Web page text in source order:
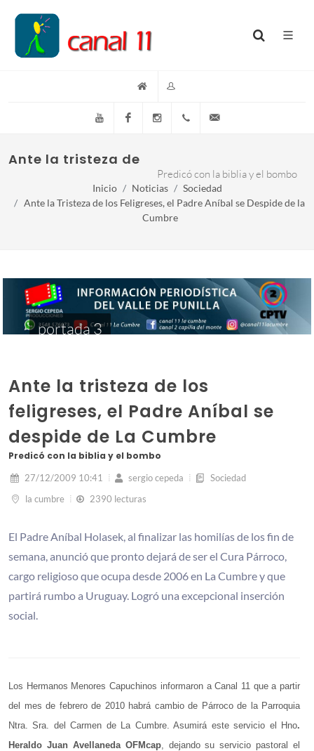
YouTube FacebookInstagram(+54)(9)3548-576073
Ante la tristeza de los feligreses, el Padre
Predicó con la biblia y el bombo
Inicio Noticias
Sociedad
Ante la Tristeza de los Feligreses, el Padre Aníbal se Despide de la
Cumbre
portada 3
Ante la tristeza de los
feligreses, el Padre Aníbal se
despide de La Cumbre
Predicó con la biblia y el bombo
27/12/2009 10:41 sergio cepeda
Sociedad
la cumbre
2390 lecturas
El Padre Aníbal Holasek, al finalizar las homilías de los fin de
semana, anunció que pronto dejará de ser el Cura Párroco,
cargo religioso que ocupa desde 2006 en La Cumbre y que
partirá rumbo a Uruguay. Logró una excepcional inserción
social.
Los Hermanos Menores Capuchinos informaron a Canal 11 que a partir
del mes de febrero de 2010 habrá cambio de Párroco de la Parroquia
Ntra. Sra. del Carmen de La Cumbre.Asumirá este servicio el Hno.
Heraldo Juan Avellaneda OFMcap, dejando su servicio pastoral el